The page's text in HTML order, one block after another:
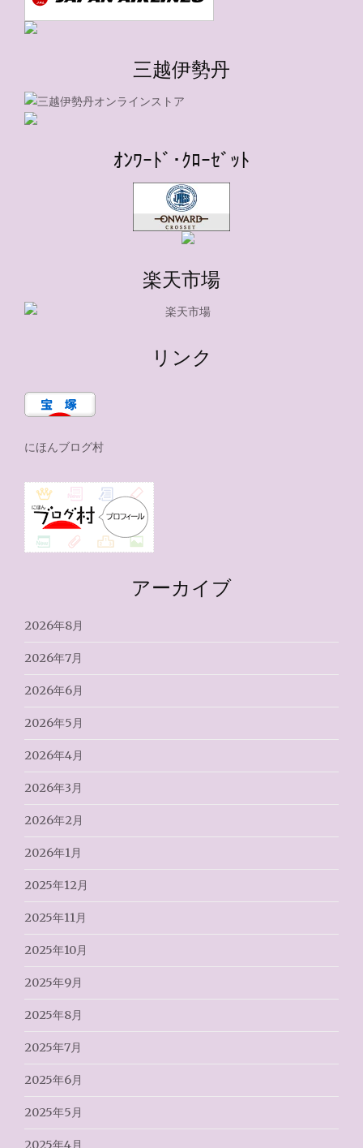
三越伊勢丹
ｵﾝﾜｰﾄﾞ･ｸﾛｰｾﾞｯﾄ
楽天市場
リンク
にほんブログ村
アーカイブ
2026年8月
2026年7月
2026年6月
2026年5月
2026年4月
2026年3月
2026年2月
2026年1月
2025年12月
2025年11月
2025年10月
2025年9月
2025年8月
2025年7月
2025年6月
2025年5月
2025年4月